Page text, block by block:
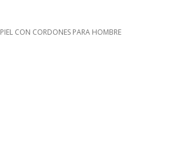
CON CORDONES PARA HOMBRE